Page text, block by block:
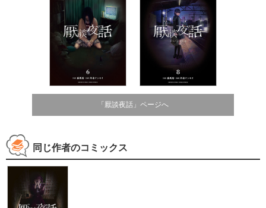
「厭談夜話」ページへ
同じ作者のコミックス